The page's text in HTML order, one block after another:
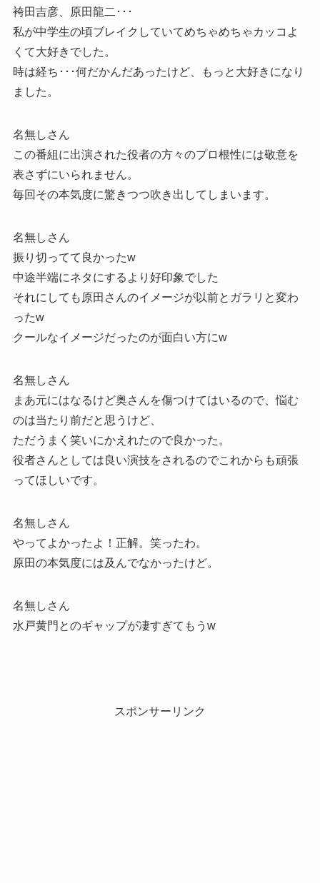
袴田吉彦、原田龍二･･･
私が中学生の頃ブレイクしていてめちゃめちゃカッコよ
くて大好きでした。
時は経ち･･･何だかんだあったけど、もっと大好きになり
ました。
名無しさん
この番組に出演された役者の方々のプロ根性には敬意を
表さずにいられません。
毎回その本気度に驚きつつ吹き出してしまいます。
名無しさん
振り切ってて良かったw
中途半端にネタにするより好印象でした
それにしても原田さんのイメージが以前とガラリと変わ
ったw
クールなイメージだったのが面白い方にw
名無しさん
まあ元にはなるけど奥さんを傷つけてはいるので、悩む
のは当たり前だと思うけど、
ただうまく笑いにかえれたので良かった。
役者さんとしては良い演技をされるのでこれからも頑張
ってほしいです。
名無しさん
やってよかったよ！正解。笑ったわ。
原田の本気度には及んでなかったけど。
名無しさん
水戸黄門とのギャップが凄すぎてもうw
スポンサーリンク